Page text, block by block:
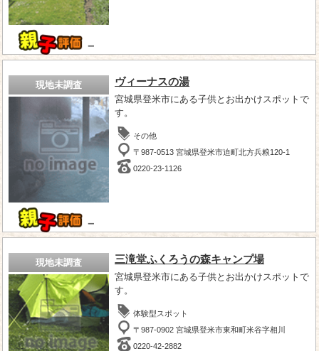
－
現地未調査
－
ヴィーナスの湯
宮城県登米市にある子供とお出かけスポットで
す。
その他
〒987-0513 宮城県登米市迫町北方兵粮120-1
0220-23-1126
現地未調査 三滝堂ふくろうの森キャンプ場
宮城県登米市にある子供とお出かけスポットで
す。
体験型スポット
〒987-0902 宮城県登米市東和町米谷字相川
0220-42-2882